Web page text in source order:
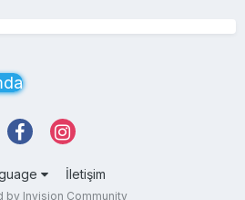
İletişim
by Invision Community